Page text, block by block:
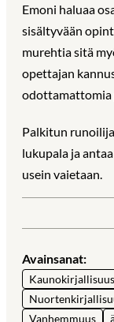
Emoni haluaa
sisältyvään
murehtia sitä
opettajan
odottamattomia
Palkitun
lukupala ja
usein vaietaan.
Avainsanat:
Kaunokirjallisuus
Vanhemmuus